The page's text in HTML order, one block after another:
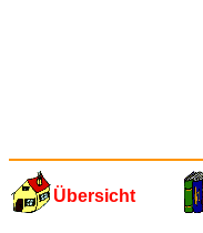
Übersicht